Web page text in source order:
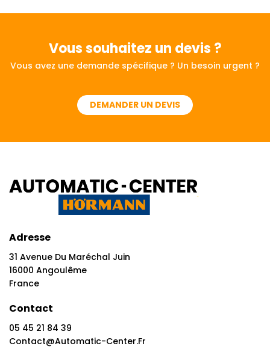
Vous souhaitez un devis ?
Vous avez une demande spécifique ? Un besoin urgent ?
DEMANDER UN DEVIS
Adresse
31 Avenue Du Maréchal Juin
16000 Angoulême
France
Contact
05 45 21 84 39
Contact@automatic-Center.fr